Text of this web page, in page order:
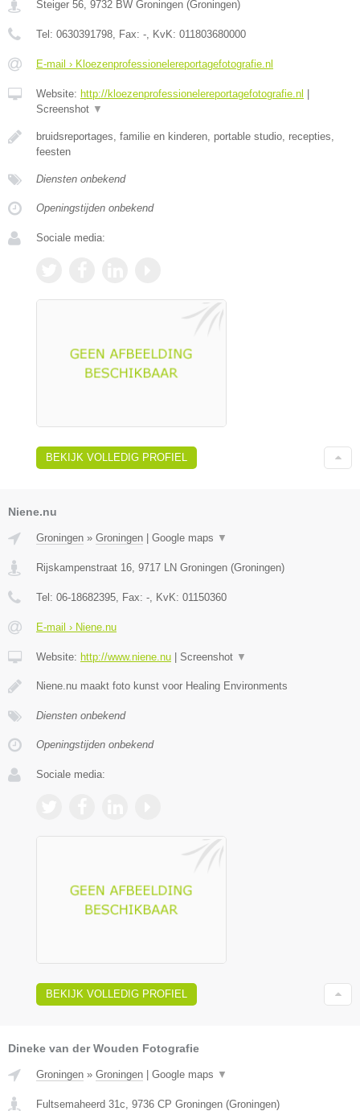
Steiger 56, 9732 BW Groningen (Groningen)
Tel: 0630391798, Fax: -, KvK: 011803680000
E-mail › Kloezenprofessionelereportagefotografie.nl
Website: http://kloezenprofessionelereportagefotografie.nl
Screenshot ▼
bruidsreportages, familie en kinderen, portable studio, recepties,
feesten
Diensten onbekend
Openingstijden onbekend
Sociale media:
BEKIJK VOLLEDIG PROFIEL
Niene.nu
Groningen » Groningen Google maps ▼
Rijskampenstraat 16 9717 LN Groningen (Groningen)
Tel: 06-18682395 , Fax: - , KvK: 01150360
E-mail › Niene.nu
Website: http://www.niene.nu Screenshot ▼
Niene.nu maakt foto kunst voor Healing Environments
Diensten onbekend
Openingstijden onbekend
Sociale media:
BEKIJK VOLLEDIG PROFIEL
Dineke van der Wouden Fotografie
Groningen » Groningen | Google maps ▼
Fultsemaheerd 31c 9736 CP Groningen (Groningen)